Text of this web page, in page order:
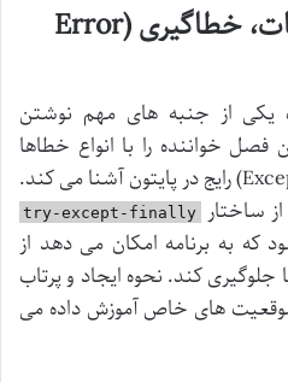
فصل هشتم: استثنائات، خطاگیری (Error
یکی از جنبه های مهم نوشتن
خواننده را با انواع خطاها
(Errors) و استثنائات (Exceptions) رایج در پایتون آشنا می کند.
ساختار try-except-finally
که به برنامه امکان می دهد از
کند. نحوه ایجاد و پرتاب
های خاص آموزش داده می